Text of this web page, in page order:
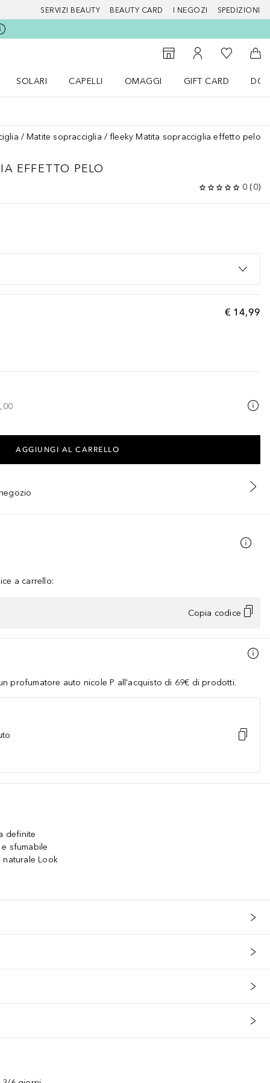
SERVIZI BEAUTY BEAUTY CARD I NEGOZI SPEDIZIONI
StorefinderAl Mio Account
Alla Mia
Al
SOLARI
CAPELLI
OMAGGI
GIFT CARD
Matite sopracciglia fleeky Matita sopracciglia effetto pelo
EFFETTO PELO
0 (0)
€ 14,99
AGGIUNGI AL CARRELLO
a carrello:
Copia codice
profumatore auto nicole P all'acquisto di 69€ di prodotti.
definite
sfumabile
naturale Look